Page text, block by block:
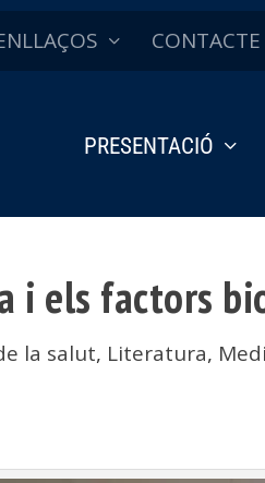
CONTACTE
PRESENTACIÓ
i els factors
la salut, Literatura,